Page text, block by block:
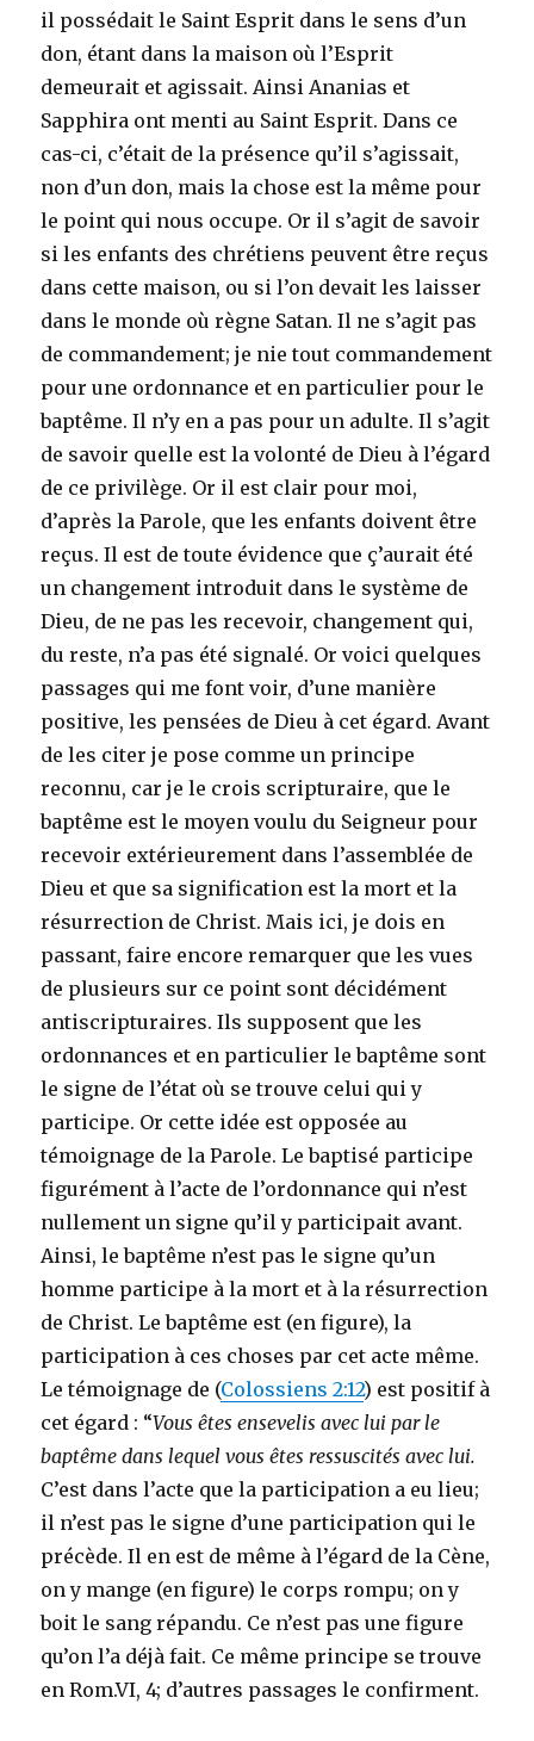
il possédait le Saint Esprit dans le sens d’un
don, étant dans la maison où l’Esprit
demeurait et agissait. Ainsi Ananias et
Sapphira ont menti au Saint Esprit. Dans ce
cas-ci, c’était de la présence qu’il s’agissait,
non d’un don, mais la chose est la même pour
le point qui nous occupe. Or il s’agit de savoir
si les enfants des chrétiens peuvent être reçus
dans cette maison, ou si l’on devait les laisser
dans le monde où règne Satan. Il ne s’agit pas
de commandement; je nie tout commandement
pour une ordonnance et en particulier pour le
baptême. Il n’y en a pas pour un adulte. Il s’agit
de savoir quelle est la volonté de Dieu à l’égard
de ce privilège. Or il est clair pour moi,
d’après la Parole, que les enfants doivent être
reçus. Il est de toute évidence que ç’aurait été
un changement introduit dans le système de
Dieu, de ne pas les recevoir, changement qui,
du reste, n’a pas été signalé. Or voici quelques
passages qui me font voir, d’une manière
positive, les pensées de Dieu à cet égard. Avant
de les citer je pose comme un principe
reconnu, car je le crois scripturaire, que le
baptême est le moyen voulu du Seigneur pour
recevoir extérieurement dans l’assemblée de
Dieu et que sa signification est la mort et la
résurrection de Christ. Mais ici, je dois en
passant, faire encore remarquer que les vues
de plusieurs sur ce point sont décidément
antiscripturaires. Ils supposent que les
ordonnances et en particulier le baptême sont
le signe de l’état où se trouve celui qui y
participe. Or cette idée est opposée au
témoignage de la Parole. Le baptisé participe
figurément à l’acte de l’ordonnance qui n’est
nullement un signe qu’il y participait avant.
Ainsi, le baptême n’est pas le signe qu’un
homme participe à la mort et à la résurrection
de Christ. Le baptême est (en figure), la
participation à ces choses par cet acte même.
Le témoignage de (Colossiens 2:12) est positif à
cet égard : “Vous êtes ensevelis avec lui par le
baptême dans lequel vous êtes ressuscités avec lui.
C’est dans l’acte que la participation a eu lieu;
il n’est pas le signe d’une participation qui le
précède. Il en est de même à l’égard de la Cène,
on y mange (en figure) le corps rompu; on y
boit le sang répandu. Ce n’est pas une figure
qu’on l’a déjà fait. Ce même principe se trouve
en Rom.VI, 4; d’autres passages le confirment.